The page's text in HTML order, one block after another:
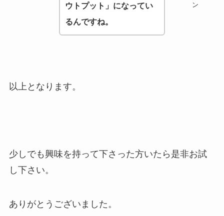
ン
ウトプット」になってい
るんですね。
以上となります。
少しでも興味を持って下さった方いたら是非お試
し下さい。
ありがとうございました。